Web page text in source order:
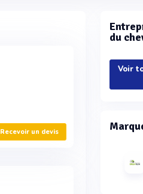
Recevoir un devis
du
Voir